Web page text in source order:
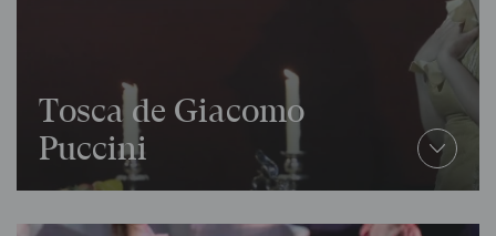
Tosca de Giacomo
Puccini